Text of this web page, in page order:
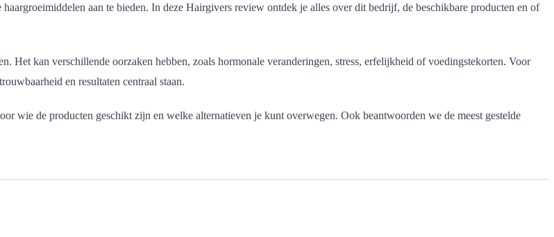
aan te bieden. In deze Hairgivers review ontdek je alles over dit bedrijf, de beschikbare producten en of
Het kan verschillende oorzaken hebben, zoals hormonale veranderingen, stress, erfelijkheid of voedingstekorten. Voor
en resultaten centraal staan.
wie de producten geschikt zijn en welke alternatieven je kunt overwegen. Ook beantwoorden we de meest gestelde